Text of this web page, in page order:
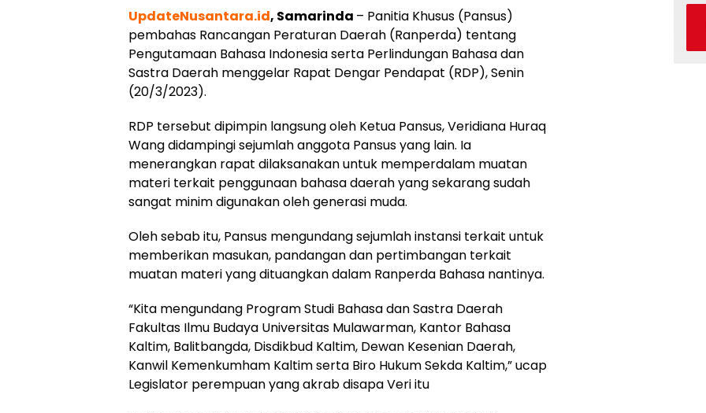
UpdateNusantara.id, Samarinda – Panitia Khusus (Pansus)
pembahas Rancangan Peraturan Daerah (Ranperda) tentang
Pengutamaan Bahasa Indonesia serta Perlindungan Bahasa dan
Sastra Daerah menggelar Rapat Dengar Pendapat (RDP), Senin
(20/3/2023).
RDP tersebut dipimpin langsung oleh Ketua Pansus, Veridiana Huraq
Wang didampingi sejumlah anggota Pansus yang lain. Ia
menerangkan rapat dilaksanakan untuk memperdalam muatan
materi terkait penggunaan bahasa daerah yang sekarang sudah
sangat minim digunakan oleh generasi muda.
Oleh sebab itu, Pansus mengundang sejumlah instansi terkait untuk
memberikan masukan, pandangan dan pertimbangan terkait
muatan materi yang dituangkan dalam Ranperda Bahasa nantinya.
“Kita mengundang Program Studi Bahasa dan Sastra Daerah
Fakultas Ilmu Budaya Universitas Mulawarman, Kantor Bahasa
Kaltim, Balitbangda, Disdikbud Kaltim, Dewan Kesenian Daerah,
Kanwil Kemenkumham Kaltim serta Biro Hukum Sekda Kaltim,” ucap
Legislator perempuan yang akrab disapa Veri itu